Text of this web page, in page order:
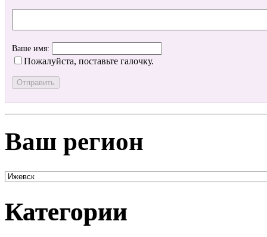
Ваше имя:
Пожалуйста, поставьте галочку.
Ваш регион
Категории